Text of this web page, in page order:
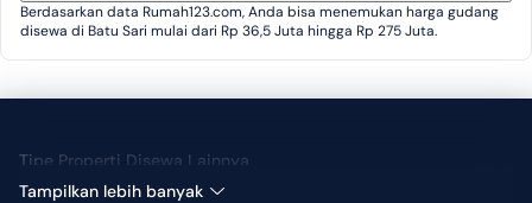
Berdasarkan data Rumah123.com, Anda bisa menemukan harga gudang
disewa di Batu Sari mulai dari Rp 36,5 Juta hingga Rp 275 Juta.
Tipe Properti Disewa Lainnya
Tampilkan lebih banyak